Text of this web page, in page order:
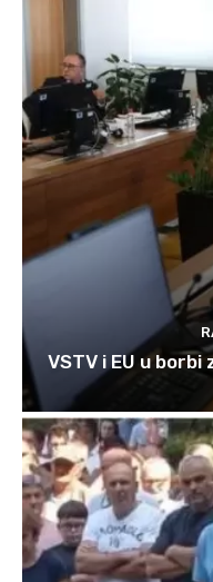
VSTV i EU u